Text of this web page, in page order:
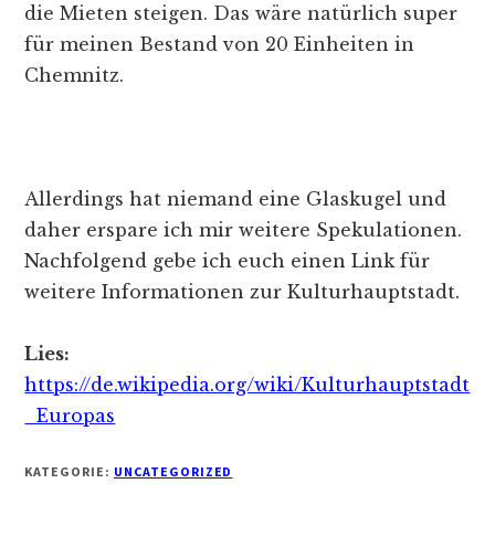
die Mieten steigen. Das wäre natürlich super
für meinen Bestand von 20 Einheiten in
Chemnitz.
Allerdings hat niemand eine Glaskugel und
daher erspare ich mir weitere Spekulationen.
Nachfolgend gebe ich euch einen Link für
weitere Informationen zur Kulturhauptstadt.
Lies:
https://de.wikipedia.org/wiki/Kulturhauptstadt
_Europas
KATEGORIE: UNCATEGORIZED